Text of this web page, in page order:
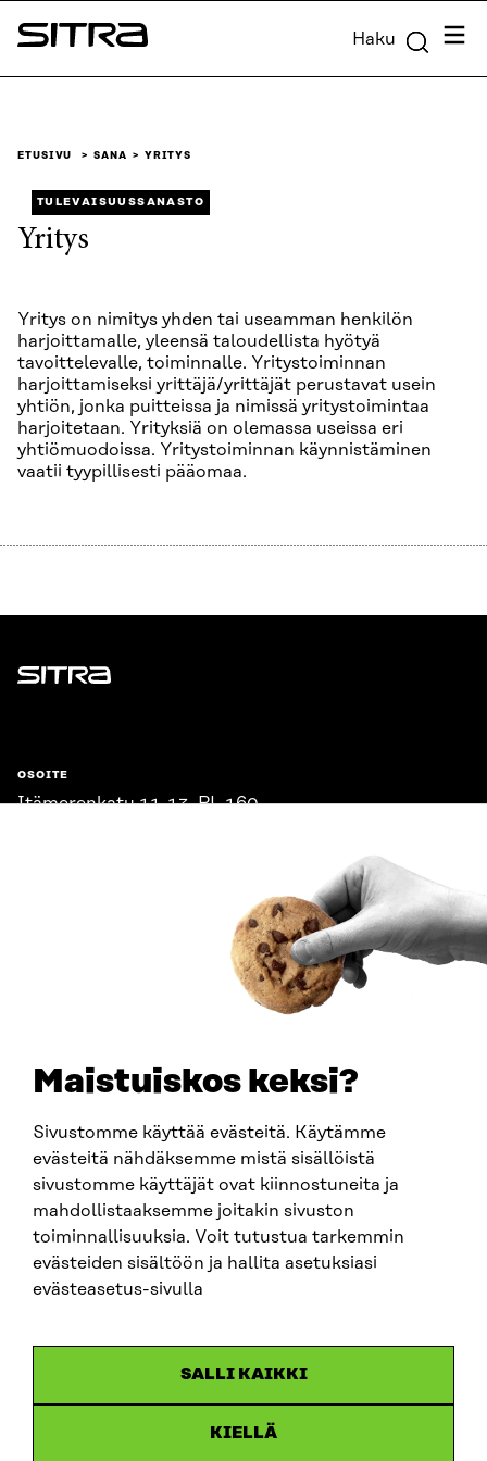
Maistuiskos keksi?
Sivustomme käyttää evästeitä. Käytämme
evästeitä nähdäksemme mistä sisällöistä
sivustomme käyttäjät ovat kiinnostuneita ja
mahdollistaaksemme joitakin sivuston
toiminnallisuuksia. Voit tutustua tarkemmin
evästeiden sisältöön ja hallita asetuksiasi
evästeasetus-sivulla
SALLI KAIKKI
KIELLÄ
Siirry
suoraan
Sitra Haku
ETUSIVU SANA YRITYS
TULEVAISUUSSANASTO
Yritys
Yritys on nimitys yhden tai useamman henkilön
harjoittamalle, yleensä taloudellista hyötyä
tavoittelevalle, toiminnalle. Yritystoiminnan
harjoittamiseksi yrittäjä/yrittäjät perustavat usein
yhtiön, jonka puitteissa ja nimissä yritystoimintaa
harjoitetaan. Yrityksiä on olemassa useissa eri
yhtiömuodoissa. Yritystoiminnan käynnistäminen
vaatii tyypillisesti pääomaa.
Sitra
OSOITE
Itämerenkatu 11-13, PL 160,
SITRA SOSIAALISESSA MEDIASSA
LinkedIn
Instagram
YouTube